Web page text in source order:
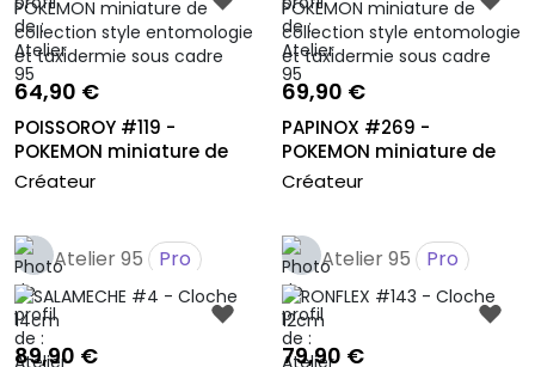
64,90 €
POISSOROY #119 -
POKEMON miniature de
collection s...
Créateur
69,90 €
PAPINOX #269 -
POKEMON miniature de
collection sty...
Créateur
Atelier 95 Pro
89,90 €
Atelier 95 Pro
79,90 €